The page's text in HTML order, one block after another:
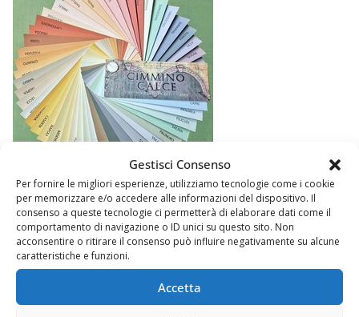
Gestisci Consenso
Per fornire le migliori esperienze, utilizziamo tecnologie come i cookie
per memorizzare e/o accedere alle informazioni del dispositivo. Il
consenso a queste tecnologie ci permetterà di elaborare dati come il
comportamento di navigazione o ID unici su questo sito. Non
acconsentire o ritirare il consenso può influire negativamente su alcune
caratteristiche e funzioni.
Accetta